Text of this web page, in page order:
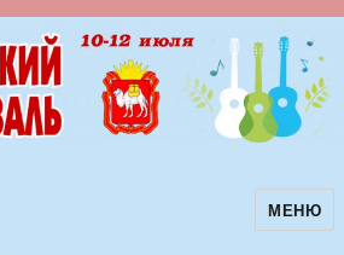
авторскойМЕНЮ